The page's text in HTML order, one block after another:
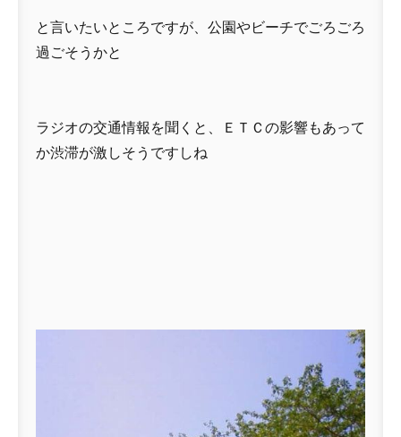
と言いたいところですが、公園やビーチでごろごろ
過ごそうかと
ラジオの交通情報を聞くと、ＥＴＣの影響もあって
か渋滞が激しそうですしね